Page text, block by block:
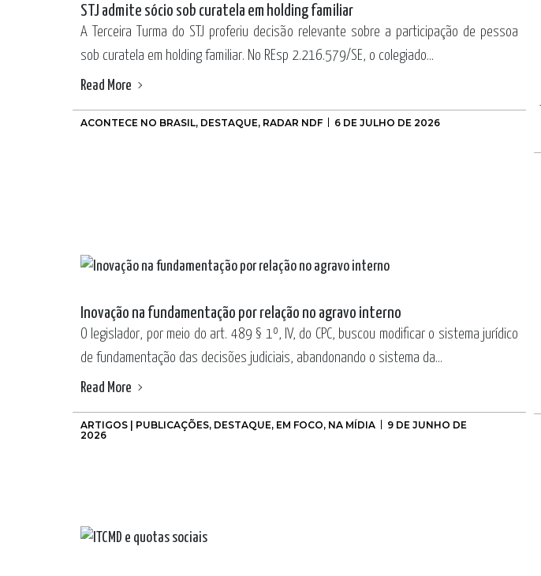
STJ admite sócio sob curatela em holding familiar
A Terceira Turma do STJ proferiu decisão relevante sobre a participação de pessoa
sob curatela em holding familiar. No REsp 2.216.579/SE, o colegiado...
Read More
ACONTECE NO BRASIL, DESTAQUE, RADAR NDF 6 DE JULHO DE 2026
Inovação na fundamentação por relação no agravo interno
O legislador, por meio do art. 489 § 1º, IV, do CPC, buscou modificar o sistema jurídico
de fundamentação das decisões judiciais, abandonando o sistema da...
Read More
ARTIGOS | PUBLICAÇÕES, DESTAQUE, EM FOCO, NA MÍDIA
9 DE JUNHO DE
2026